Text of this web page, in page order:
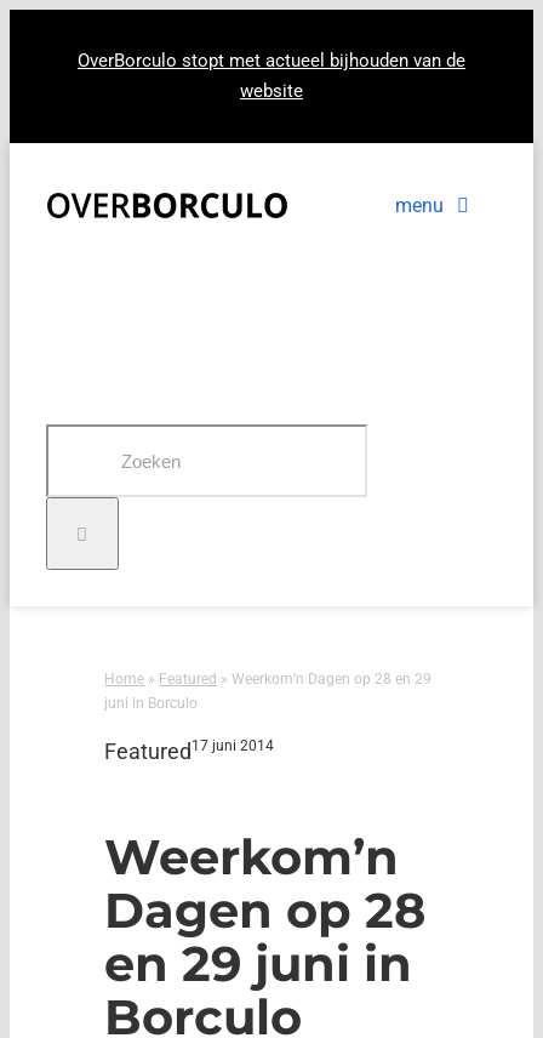
OverBorculo stopt met actueel bijhouden van de
website
menu
Home » Featured »Weerkom’n Dagen op 28 en 29
juni in Borculo
Featured17 juni 2014
Weerkom’n
Dagen op 28
en 29 juni in
Borculo